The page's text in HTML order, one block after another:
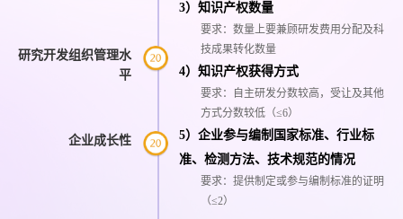
研究开发组织管理水
平
企业成长性
3）知识产权数量
要求：数量上要兼顾研发费用分配及科
技成果转化数量
4）知识产权获得方式
要求：自主研发分数较高，受让及其他
方式分数较低（≤6）
5）企业参与编制国家标准、行业标
准、检测方法、技术规范的情况
要求：提供制定或参与编制标准的证明
（≤2）